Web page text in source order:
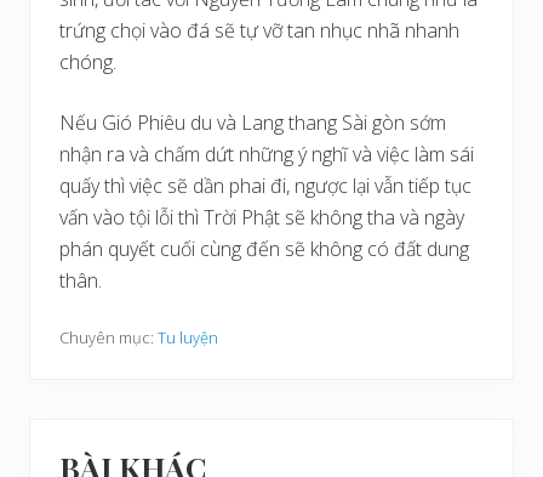
trứng chọi vào đá sẽ tự vỡ tan nhục nhã nhanh
chóng.
Nếu Gió Phiêu du và Lang thang Sài gòn sớm
nhận ra và chấm dứt những ý nghĩ và việc làm sái
quấy thì việc sẽ dần phai đi, ngược lại vẫn tiếp tục
vấn vào tội lỗi thì Trời Phật sẽ không tha và ngày
phán quyết cuối cùng đến sẽ không có đất dung
thân.
Chuyên mục: Tu luyện
BÀI KHÁC